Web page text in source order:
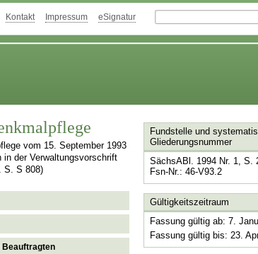
Kontakt Impressum eSignatur
vom 15. September 1993
der Verwaltungsvorschrift
S. S 808)
Beauftragten
Fundstelle und
Gliederungsnummer
SächsABl. 1994 Nr. 1, S.
Fsn-Nr.: 46-V93.2
Gültigkeitszeitraum
Fassung gültig ab: 7.
Fassung gültig bis: 23.